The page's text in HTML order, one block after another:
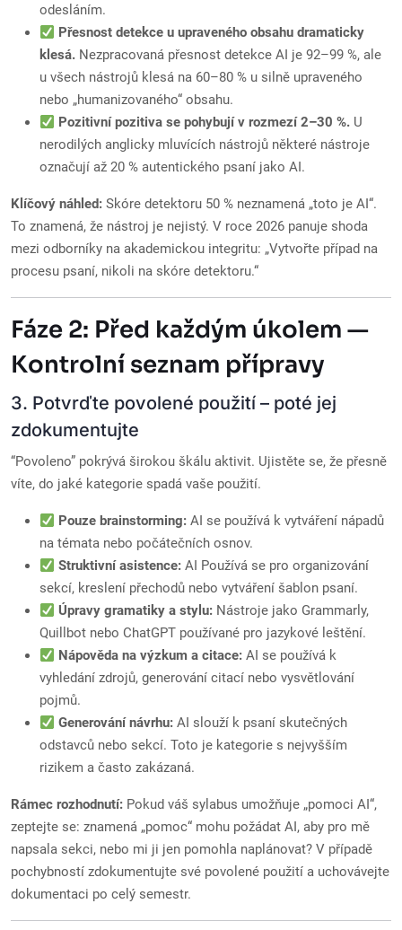
odesláním.
Přesnost detekce u upraveného obsahu dramaticky
klesá. Nezpracovaná přesnost detekce AI je 92–99 %, ale
u všech nástrojů klesá na 60–80 % u silně upraveného
nebo „humanizovaného“ obsahu.
Pozitivní pozitiva se pohybují v rozmezí 2–30 %. U
nerodilých anglicky mluvících nástrojů některé nástroje
označují až 20 % autentického psaní jako AI.
Klíčový náhled: Skóre detektoru 50 % neznamená „toto je AI“.
To znamená, že nástroj je nejistý. V roce 2026 panuje shoda
mezi odborníky na akademickou integritu: „Vytvořte případ na
procesu psaní, nikoli na skóre detektoru.“
Fáze 2: Před každým úkolem —
Kontrolní seznam přípravy
3. Potvrďte povolené použití – poté jej
zdokumentujte
“Povoleno” pokrývá širokou škálu aktivit. Ujistěte se, že přesně
víte, do jaké kategorie spadá vaše použití.
Pouze brainstorming: AI se používá k vytváření nápadů
na témata nebo počátečních osnov.
Struktivní asistence: AI Používá se pro organizování
sekcí, kreslení přechodů nebo vytváření šablon psaní.
Úpravy gramatiky a stylu: Nástroje jako Grammarly,
Quillbot nebo ChatGPT používané pro jazykové leštění.
Nápověda na výzkum a citace: AI se používá k
vyhledání zdrojů, generování citací nebo vysvětlování
pojmů.
Generování návrhu: AI slouží k psaní skutečných
odstavců nebo sekcí. Toto je kategorie s nejvyšším
rizikem a často zakázaná.
Rámec rozhodnutí: Pokud váš sylabus umožňuje „pomoci AI“,
zeptejte se: znamená „pomoc“ mohu požádat AI, aby pro mě
napsala sekci, nebo mi ji jen pomohla naplánovat? V případě
pochybností zdokumentujte své povolené použití a uchovávejte
dokumentaci po celý semestr.